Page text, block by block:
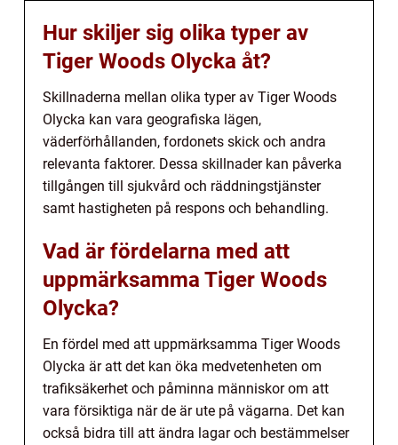
Hur skiljer sig olika typer av
Tiger Woods Olycka åt?
Skillnaderna mellan olika typer av Tiger Woods
Olycka kan vara geografiska lägen,
väderförhållanden, fordonets skick och andra
relevanta faktorer. Dessa skillnader kan påverka
tillgången till sjukvård och räddningstjänster
samt hastigheten på respons och behandling.
Vad är fördelarna med att
uppmärksamma Tiger Woods
Olycka?
En fördel med att uppmärksamma Tiger Woods
Olycka är att det kan öka medvetenheten om
trafiksäkerhet och påminna människor om att
vara försiktiga när de är ute på vägarna. Det kan
också bidra till att ändra lagar och bestämmelser